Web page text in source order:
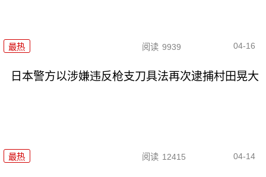
最热 阅读 9939 04-16
日本警方以涉嫌违反枪支刀具法再次逮捕村田晃大
最热 阅读 12415 04-14